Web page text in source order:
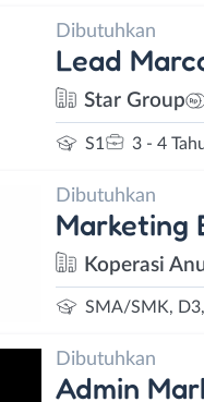
Dibutuhkan
Lead
Star Group
S1 3 - 4
Dibutuhkan
Marketing
Koperasi
SMA/SMK, D3,
Dibutuhkan
Admin